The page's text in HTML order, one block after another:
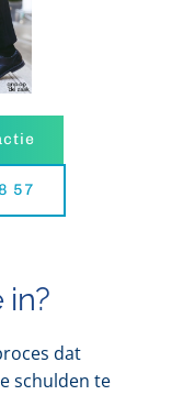
57
in?
dat
schulden te